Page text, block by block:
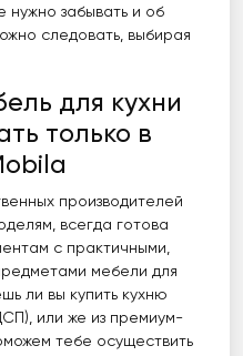
забывать и об
следовать, выбирая
для кухни
только в
производителей
всегда готова
с практичными,
мебели для
ли вы купить кухню
или же из премиум-
тебе осуществить